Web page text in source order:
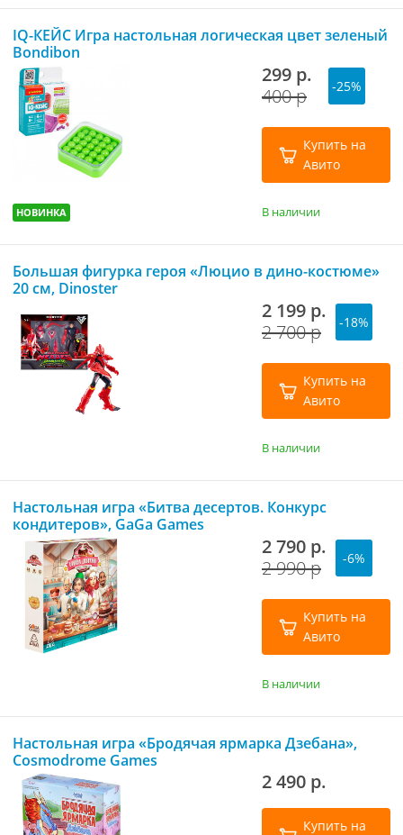
НОВИНКА
IQ-КЕЙС Игра настольная логическая цвет зеленый
Bondibon
299 р.
400 р
-25%
Купить на
Авито
В наличии
Большая фигурка героя «Люцио в дино-костюме»
20 см, Dinoster
2 199 р.
2 700 р
-18%
Купить на
Авито
В наличии
Настольная игра «Битва десертов. Конкурс
кондитеров», GaGa Games
2 790 р.
2 990 р
-6%
Купить на
Авито
В наличии
Настольная игра «Бродячая ярмарка Дзебана»,
Cosmodrome Games
2 490 р.
Купить на